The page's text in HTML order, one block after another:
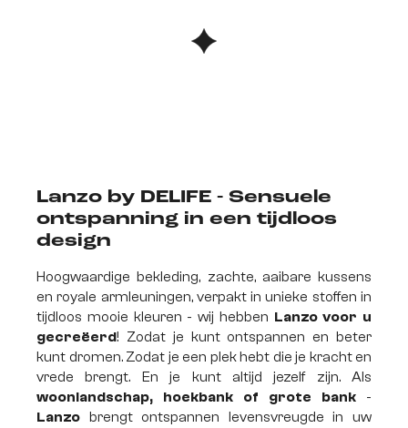
Lanzo by DELIFE - Sensuele
ontspanning in een tijdloos
design
Hoogwaardige bekleding, zachte, aaibare kussens
en royale armleuningen, verpakt in unieke stoffen in
tijdloos mooie kleuren - wij hebben Lanzo voor u
gecreëerd! Zodat je kunt ontspannen en beter
kunt dromen. Zodat je een plek hebt die je kracht en
vrede brengt. En je kunt altijd jezelf zijn. Als
woonlandschap, hoekbank of grote bank -
Lanzo brengt ontspannen levensvreugde in uw